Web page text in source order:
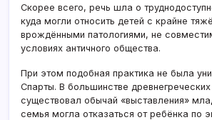
Скорее всего, речь шла о
куда могли относить детей с крайне
врождёнными патологиями, не
условиях античного общества.
При этом подобная практика не была
Спарты. В большинстве
существовал обычай «выставления»
семья могла отказаться от ребёнка по